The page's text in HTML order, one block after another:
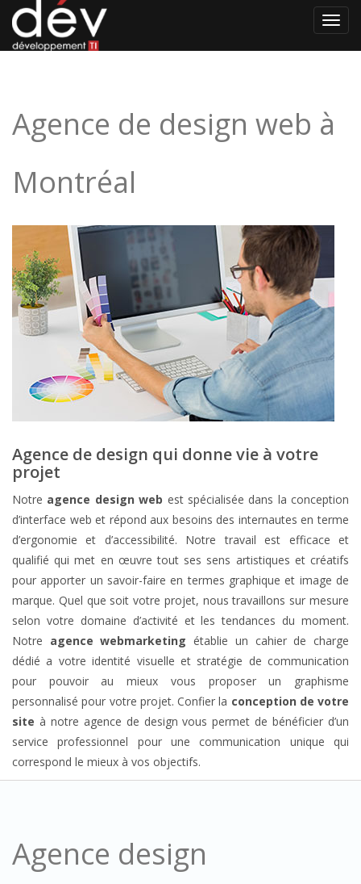
Menu
Agence de design web à
Montréal
Agence de design qui donne vie à votre
projet
Notre agence design web est spécialisée dans la conception
d’interface web et répond aux besoins des internautes en terme
d’ergonomie et d’accessibilité. Notre travail est efficace et
qualifié qui met en œuvre tout ses sens artistiques et créatifs
pour apporter un savoir-faire en termes graphique et image de
marque. Quel que soit votre projet, nous travaillons sur mesure
selon votre domaine d’activité et les tendances du moment.
Notre agence webmarketing établie un cahier de charge
dédié a votre identité visuelle et stratégie de communication
pour pouvoir au mieux vous proposer un graphisme
personnalisé pour votre projet. Confier la conception de votre
site à notre agence de design vous permet de bénéficier d’un
service professionnel pour une communication unique qui
correspond le mieux à vos objectifs.
Agence design